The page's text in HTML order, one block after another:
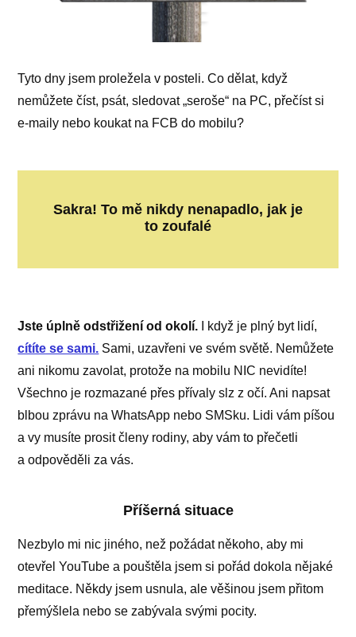
Tyto dny jsem proležela v posteli. Co dělat, když
nemůžete číst, psát, sledovat „seroše“ na PC, přečíst si
e-maily nebo koukat na FCB do mobilu?
Sakra! To mě nikdy nenapadlo, jak je
to zoufalé
Jste úplně odstřižení od okolí. I když je plný byt lidí,
cítíte se sami. Sami, uzavřeni ve svém světě. Nemůžete
ani nikomu zavolat, protože na mobilu NIC nevidíte!
Všechno je rozmazané přes přívaly slz z očí. Ani napsat
blbou zprávu na WhatsApp nebo SMSku. Lidi vám píšou
a vy musíte prosit členy rodiny, aby vám to přečetli
a odpověděli za vás.
Příšerná situace
Nezbylo mi nic jiného, než požádat někoho, aby mi
otevřel YouTube a pouštěla jsem si pořád dokola nějaké
meditace. Někdy jsem usnula, ale věšinou jsem přitom
přemýšlela nebo se zabývala svými pocity.